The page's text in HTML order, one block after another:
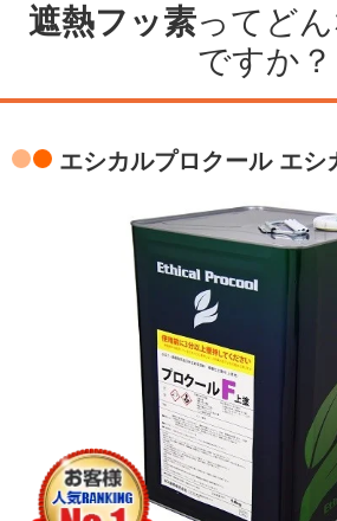
遮熱フッ素ってど
ですか？
エシカルプロクール エシ